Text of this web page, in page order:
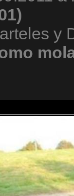
y